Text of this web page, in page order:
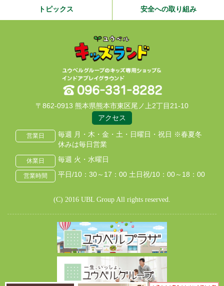
トピックス 安全への取り組み
〒862-0913 熊本県熊本市東区尾ノ上2丁目21-10
アクセス
営業日
毎週 月・木・金・土・日曜日・祝日 ※春夏冬
休みは毎日営業
休業日 毎週 火・水曜日
営業時間 平日/10：30～17：00 土日祝/10：00～18：00
(C) 2016 UBL Group All rights reserved.